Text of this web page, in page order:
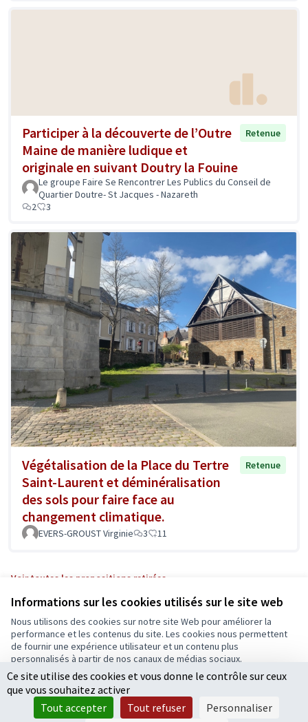
Informations sur les cookies utilisés sur le site web
Nous utilisons des cookies sur notre site Web pour améliorer la
performance et les contenus du site. Les cookies nous permettent
de fournir une expérience utilisateur et un contenu plus
personnalisés à partir de nos canaux de médias sociaux.
Tout accepter
Accepter seulement les cookies essentiels
Participer à la découverte de l’Outre
Maine de manière ludique et
originale en suivant Doutry la Fouine
Retenue
Le groupe Faire Se Rencontrer Les Publics du Conseil de
Quartier Doutre- St Jacques - Nazareth
2
3
Végétalisation de la Place du Tertre
Saint-Laurent et déminéralisation
des sols pour faire face au
changement climatique.
Retenue
EVERS-GROUST Virginie 3 11
Voir toutes les propositions retirées
Conditions d'utilisation
Paramètres des cookies
Ecrivons Angers sur X
(Lien externe)
Ecrivons Angers sur Facebook
(Lien externe)
Licence
(Lien
Ce site utilise des cookies et vous donne le contrôle sur ceux
que vous souhaitez activer
Tout accepter
Tout refuser Personnaliser